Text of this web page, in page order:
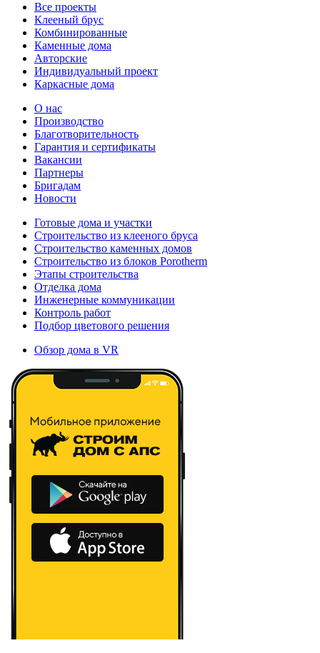
Все проекты
Клееный брус
Комбинированные
Каменные дома
Авторские
Индивидуальный проект
Каркасные дома
О нас
Производство
Благотворительность
Гарантия и сертификаты
Вакансии
Партнеры
Бригадам
Новости
Готовые дома и участки
Строительство из клееного бруса
Строительство каменных домов
Строительство из блоков Porotherm
Этапы строительства
Отделка дома
Инженерные коммуникации
Контроль работ
Подбор цветового решения
Обзор дома в VR